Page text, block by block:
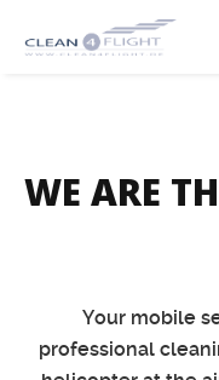
WE ARE
Your mobile
professional